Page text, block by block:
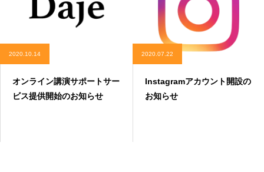
2020.10.14
オンライン講演サポートサー
ビス提供開始のお知らせ
2020.07.22
Instagramアカウント開設の
お知らせ